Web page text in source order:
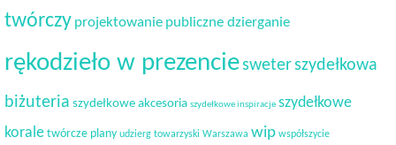
twórczy projektowanie publiczne dzierganie
rękodzieło w prezenciesweterszydełkowa
biżuteria szydełkowe akcesoria szydełkowe inspiracje szydełkowe
korale twórcze plany udzierg towarzyski Warszawa wip współszycie